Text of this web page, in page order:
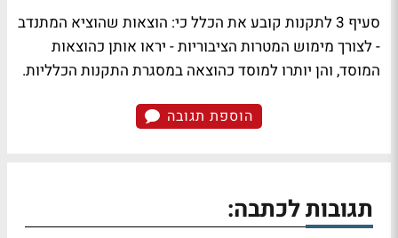
סעיף 3 לתקנות קובע את הכלל כי: הוצאות שהוציא המתנדב
- לצורך מימוש המטרות הציבוריות - יראו אותן כהוצאות
המוסד, והן יותרו למוסד כהוצאה במסגרת התקנות הכלליות.
הוספת תגובה
תגובות לכתבה: